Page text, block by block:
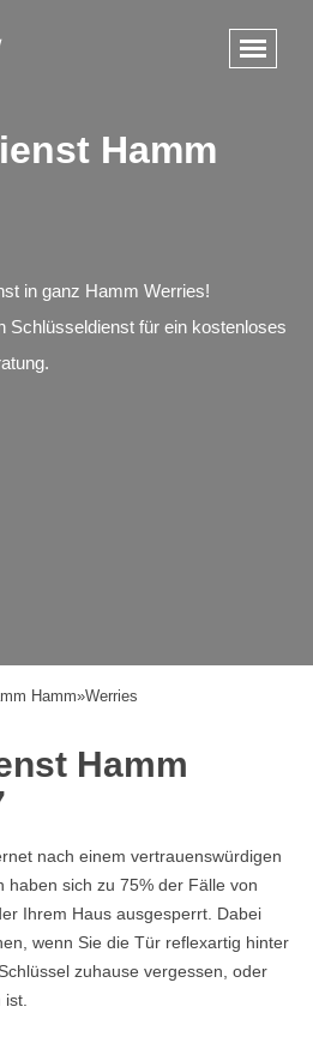
Hamm
in ganz Hamm Werries!
Schlüsseldienst für ein kostenloses
Hamm»Werries
Hamm
nach einem vertrauenswürdigen
haben sich zu 75% der Fälle von
Ihrem Haus ausgesperrt. Dabei
wenn Sie die Tür reflexartig hinter
zuhause vergessen, oder